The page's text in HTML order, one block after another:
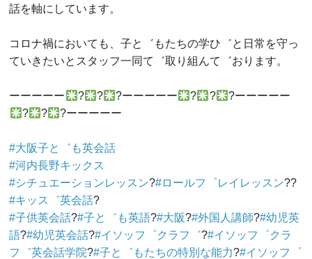
話を軸にしています。
コロナ禍においても、子と゛もたちの学ひ゛と日常を守っ
ていきたいとスタッフ一同て゛取り組んて゛おります。
ーーーーー ? ? ?ーーーーー ? ?
?ーーーーー
?
? ?ーーーーー
#大阪子と゛も英会話
#河内長野キックス
#シチュエーションレッスン?#ロールフ゜レイレッスン??
#キッス゛英会話?
#子供英会話?#子と゛も英語?#大阪?#外国人講師?#幼児英
語?#幼児英会話?#イソッフ゜クラフ゛?#イソッフ゜クラ
フ゛英会話学院?#子と゛もたちの特別な能力?#イソッフ゜